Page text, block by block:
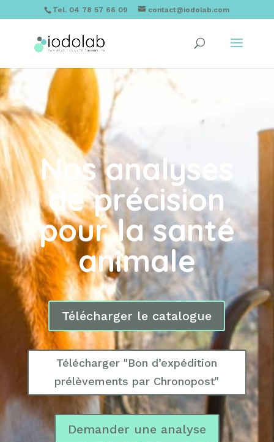
Tel. 04 78 57 66 09 contact@iodolab.com
Nos analyses
de précision
pour la santé
animale
Télécharger le catalogue
Télécharger "Bon d’expédition
prélèvements par Chronopost"
Demander une analyse